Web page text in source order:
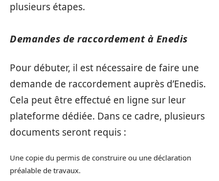
plusieurs étapes.
Demandes de raccordement à Enedis
Pour débuter, il est nécessaire de faire une
demande de raccordement auprès d’Enedis.
Cela peut être effectué en ligne sur leur
plateforme dédiée. Dans ce cadre, plusieurs
documents seront requis :
Une copie du permis de construire ou une déclaration
préalable de travaux.